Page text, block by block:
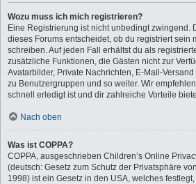
Wozu muss ich mich registrieren?
Eine Registrierung ist nicht unbedingt zwingend.
dieses Forums entscheidet, ob du registriert sein
schreiben. Auf jeden Fall erhältst du als
zusätzliche Funktionen, die Gästen nicht zur
Avatarbilder, Private Nachrichten, E-Mail-
zu Benutzergruppen und so weiter. Wir
schnell erledigt ist und dir zahlreiche Vorteile
Nach oben
Was ist COPPA?
COPPA, ausgeschrieben Children’s Online
(deutsch: Gesetz zum Schutz der Privatsphäre
1998) ist ein Gesetz in den USA, welches